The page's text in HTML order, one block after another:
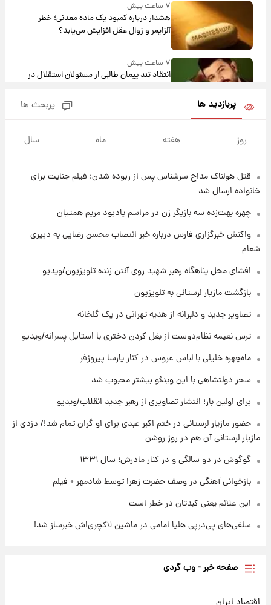
۷ ساعت پیش
هشدار درباره کمبود یک ماده معدنی؛ خطر
آلزایمر و زوال عقل افزایش می‌یابد؟
۷ ساعت پیش
انتقاد تند پیمان طالبی از مسئولان استقلال در
مرداد ۱۴۰۵ +جدول
۸ ساعت پیش
۹ ساعت پیش
۹ ساعت پیش
قیمت محصولات ایران‌خودرو و سایپا امروز شنبه
۱۷ مرداد ۱۴۰۵
یک پیش ‌بینی مهم برای قیمت دلار، طلا و سکه
۲۳ ساعت پیش
تیم را ترک کرد!
پربازدید ها پربحث ها
روز هفته ماه سال
قتل هولناک مداح سرشناس پس از ربوده شدن؛ فیلم جنایت برای
خانواده ارسال شد
چهره بهت‌زده سه بازیگر زن در مراسم یادبود مریم همتیان
واکنش خبرگزاری فارس درباره خبر انتصاب محسن رضایی به دبیری
شعام
افشای محل پناهگاه‌ رهبر شهید روی آنتن زنده تلویزیون/ویدیو
بازگشت مازیار لرستانی به تلویزیون
تصاویر جدید و دلبرانه از هدیه تهرانی در یک گلخانه
ترس نعیمه نظام‌دوست از بغل کردن دختری با استایل پسرانه/ویدیو
ماه‌چهره خلیلی با لباس عروس در کنار پارسا پیروزفر
سحر دولتشاهی با این ویدئو بیشتر محبوب شد
برای اولین بار؛ انتشار تصاویری از رهبر جدید انقلاب/ویدیو
حضور مازیار لرستانی در ختم اکبر عبدی برای او گران تمام شد!/ دزدی از
مازیار لرستانی آن هم در روز روشن
گوگوش در دو سالگی و در کنار مادرش؛ سال ۱۳۳۱
بازخوانی آهنگی در وصف حضرت زهرا توسط شادمهر + فیلم
این علائم یعنی کبدتان در خطر است
سلفی‌های پی‌درپی هلیا امامی در ماشین لاکچری‌اش خبرساز شد!
صفحه خبر - وب گردی